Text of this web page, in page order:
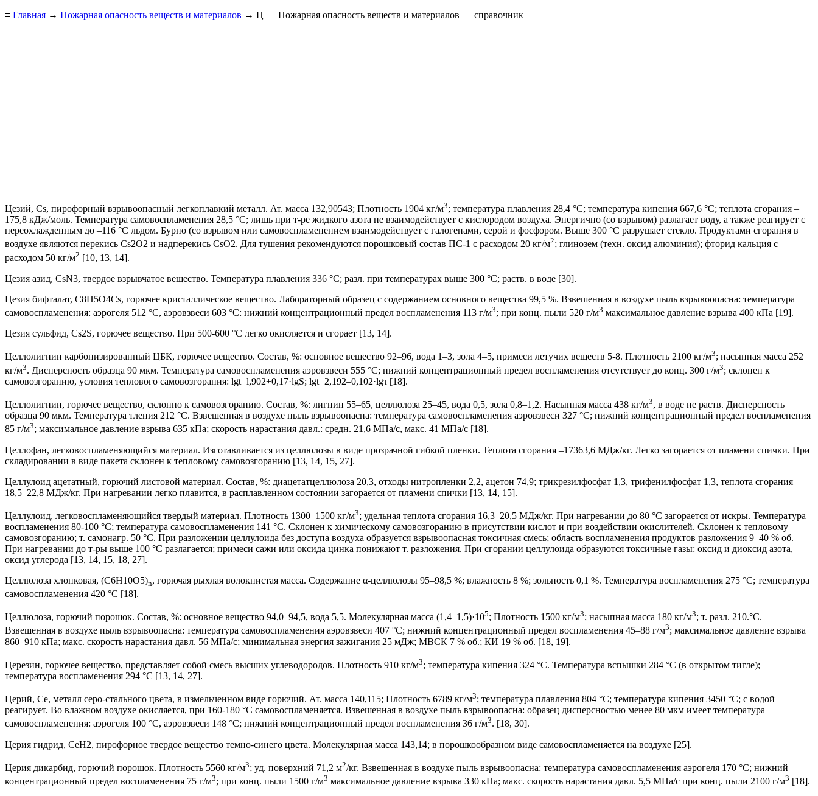
≡ Главная → Пожарная опасность веществ и материалов → Ц — Пожарная опасность веществ и материалов — справочник
Цезий, Cs, пирофорный взрывоопасный легкоплавкий металл. Ат. масса 132,90543; Плотность 1904 кг/м3; температура плавления 28,4 °С; температура кипения 667,6 °С; теплота сгорания –
175,8 кДж/моль. Температура самовоспламенения 28,5 °С; лишь при т-ре жидкого азота не взаимодействует с кислородом воздуха. Энергично (со взрывом) разлагает воду, а также реагирует с
переохлажденным до –116 °С льдом. Бурно (со взрывом или самовоспламенением взаимодействует с галогенами, серой и фосфором. Выше 300 °С разрушает стекло. Продуктами сгорания в
воздухе являются перекись Cs2O2 и надперекись CsO2. Для тушения рекомендуются порошковый состав ПС-1 с расходом 20 кг/м2; глинозем (техн. оксид алюминия); фторид кальция с
расходом 50 кг/м2 [10, 13, 14].
Цезия азид, CsN3, твердое взрывчатое вещество. Температура плавления 336 °С; разл. при температурах выше 300 °С; раств. в воде [30].
Цезия бифталат, C8H5O4Cs, горючее кристаллическое вещество. Лабораторный образец с содержанием основного вещества 99,5 %. Взвешенная в воздухе пыль взрывоопасна: температура
самовоспламенения: аэрогеля 512 °С, аэровзвеси 603 °С: нижний концентрационный предел воспламенения 113 г/м3; при конц. пыли 520 г/м3 максимальное давление взрыва 400 кПа [19].
Цезия сульфид, Cs2S, горючее вещество. При 500-600 °С легко окисляется и сгорает [13, 14].
Целлолигнин карбонизированный ЦБК, горючее вещество. Состав, %: основное вещество 92–96, вода 1–3, зола 4–5, примеси летучих веществ 5-8. Плотность 2100 кг/м3; насыпная масса 252
кг/м3. Дисперсность образца 90 мкм. Температура самовоспламенения аэровзвеси 555 °С; нижний концентрационный предел воспламенения отсутствует до конц. 300 г/м3; склонен к
самовозгоранию, условия теплового самовозгорания: lgt=l,902+0,17·lgS; lgt=2,192–0,102·lgτ [18].
Целлолигнин, горючее вещество, склонно к самовозгоранию. Состав, %: лигнин 55–65, целлюлоза 25–45, вода 0,5, зола 0,8–1,2. Насыпная масса 438 кг/м3, в воде не раств. Дисперсность
образца 90 мкм. Температура тления 212 °С. Взвешенная в воздухе пыль взрывоопасна: температура самовоспламенения аэровзвеси 327 °С; нижний концентрационный предел воспламенения
85 г/м3; максимальное давление взрыва 635 кПа; скорость нарастания давл.: средн. 21,6 МПа/с, макс. 41 МПа/с [18].
Целлофан, легковоспламеняющийся материал. Изготавливается из целлюлозы в виде прозрачной гибкой пленки. Теплота сгорания –17363,6 МДж/кг. Легко загорается от пламени спички. При
складировании в виде пакета склонен к тепловому самовозгоранию [13, 14, 15, 27].
Целлулоид ацетатный, горючий листовой материал. Состав, %: диацетатцеллюлоза 20,3, отходы нитропленки 2,2, ацетон 74,9; трикрезилфосфат 1,3, трифенилфосфат 1,3, теплота сгорания
18,5–22,8 МДж/кг. При нагревании легко плавится, в расплавленном состоянии загорается от пламени спички [13, 14, 15].
Целлулоид, легковоспламеняющийся твердый материал. Плотность 1300–1500 кг/м3; удельная теплота сгорания 16,3–20,5 МДж/кг. При нагревании до 80 °С загорается от искры. Температура
воспламенения 80-100 °С; температура самовоспламенения 141 °С. Склонен к химическому самовозгоранию в присутствии кислот и при воздействии окислителей. Склонен к тепловому
самовозгоранию; т. самонагр. 50 °С. При разложении целлулоида без доступа воздуха образуется взрывоопасная токсичная смесь; область воспламенения продуктов разложения 9–40 % об.
При нагревании до т-ры выше 100 °С разлагается; примеси сажи или оксида цинка понижают т. разложения. При сгорании целлулоида образуются токсичные газы: оксид и диоксид азота,
оксид углерода [13, 14, 15, 18, 27].
Целлюлоза хлопковая, (C6H10O5)n, горючая рыхлая волокнистая масса. Содержание α-целлюлозы 95–98,5 %; влажность 8 %; зольность 0,1 %. Температура воспламенения 275 °С; температура
самовоспламенения 420 °С [18].
Целлюлоза, горючий порошок. Состав, %: основное вещество 94,0–94,5, вода 5,5. Молекулярная масса (1,4–1,5)·105; Плотность 1500 кг/м3; насыпная масса 180 кг/м3; т. разл. 210.°С.
Взвешенная в воздухе пыль взрывоопасна: температура самовоспламенения аэровзвеси 407 °С; нижний концентрационный предел воспламенения 45–88 г/м3; максимальное давление взрыва
860–910 кПа; макс. скорость нарастания давл. 56 МПа/с; минимальная энергия зажигания 25 мДж; МВСК 7 % об.; КИ 19 % об. [18, 19].
Церезин, горючее вещество, представляет собой смесь высших углеводородов. Плотность 910 кг/м3; температура кипения 324 °С. Температура вспышки 284 °С (в открытом тигле);
температура воспламенения 294 °С [13, 14, 27].
Церий, Се, металл серо-стального цвета, в измельченном виде горючий. Ат. масса 140,115; Плотность 6789 кг/м3; температура плавления 804 °С; температура кипения 3450 °С; с водой
реагирует. Во влажном воздухе окисляется, при 160-180 °С самовоспламеняется. Взвешенная в воздухе пыль взрывоопасна: образец дисперсностью менее 80 мкм имеет температура
самовоспламенения: аэрогеля 100 °С, аэровзвеси 148 °С; нижний концентрационный предел воспламенения 36 г/м3. [18, 30].
Церия гидрид, CeH2, пирофорное твердое вещество темно-синего цвета. Молекулярная масса 143,14; в порошкообразном виде самовоспламеняется на воздухе [25].
Церия дикарбид, горючий порошок. Плотность 5560 кг/м3; уд. поверхний 71,2 м2/кг. Взвешенная в воздухе пыль взрывоопасна: температура самовоспламенения аэрогеля 170 °С; нижний
концентрационный предел воспламенения 75 г/м3; при конц. пыли 1500 г/м3 максимальное давление взрыва 330 кПа; макс. скорость нарастания давл. 5,5 МПа/с при конц. пыли 2100 г/м3 [18].